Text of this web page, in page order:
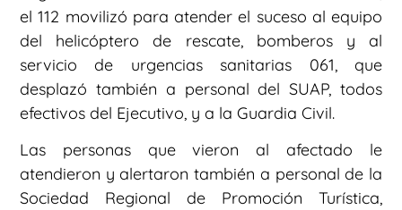
el 112 movilizó para atender el suceso al equipo
del helicóptero de rescate, bomberos y al
servicio de urgencias sanitarias 061, que
desplazó también a personal del SUAP, todos
efectivos del Ejecutivo, y a la Guardia Civil.
Las personas que vieron al afectado le
atendieron y alertaron también a personal de la
Sociedad Regional de Promoción Turística,